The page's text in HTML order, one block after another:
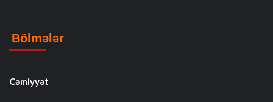
Bölmələr
Cəmiyyət